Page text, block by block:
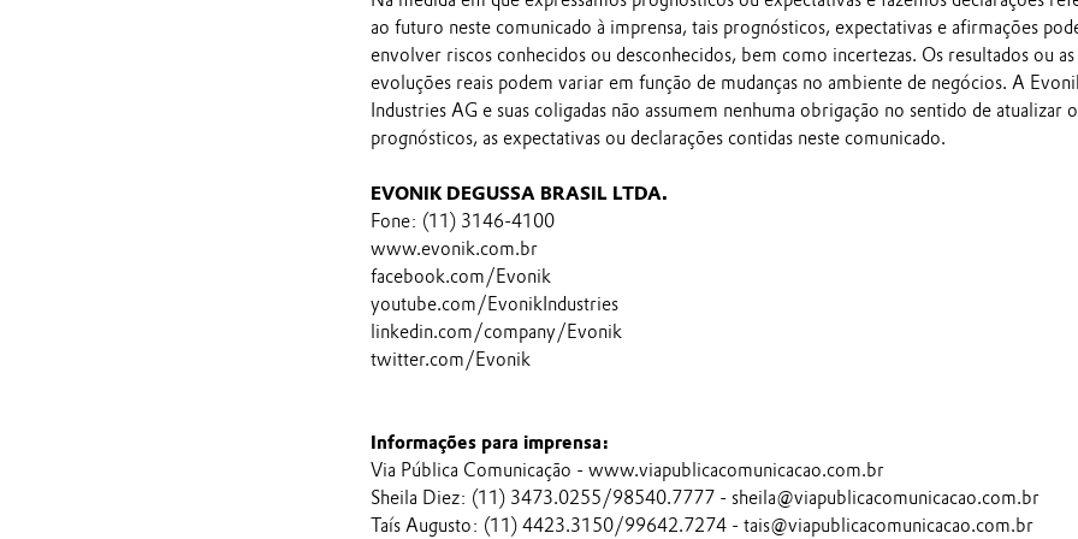
ao futuro neste comunicado à imprensa, tais prognósticos, expectativas e afirmações
envolver riscos conhecidos ou desconhecidos, bem como incertezas. Os resultados ou as
evoluções reais podem variar em função de mudanças no ambiente de negócios. A
Industries AG e suas coligadas não assumem nenhuma obrigação no sentido de atualizar
prognósticos, as expectativas ou declarações contidas neste comunicado.
EVONIK DEGUSSA BRASIL LTDA.
Fone: (11) 3146-4100
www.evonik.com.br
facebook.com/Evonik
youtube.com/EvonikIndustries
linkedin.com/company/Evonik
twitter.com/Evonik
Informações para imprensa:
Via Pública Comunicação - www.viapublicacomunicacao.com.br
Sheila Diez: (11) 3473.0255/98540.7777 - sheila@viapublicacomunicacao.com.br
Taís Augusto: (11) 4423.3150/99642.7274 - tais@viapublicacomunicacao.com.br